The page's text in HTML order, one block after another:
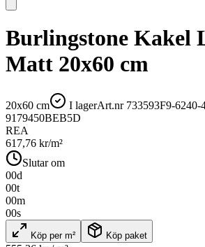
Burlingstone Kakel
Matt 20x60 cm
20x60 cm I lagerArt.nr 733593F9-
9179450BEB5D
REA
617,76 kr/m²
Slutar om
00d
00t
00m
00s
Köp per m² Köp paket